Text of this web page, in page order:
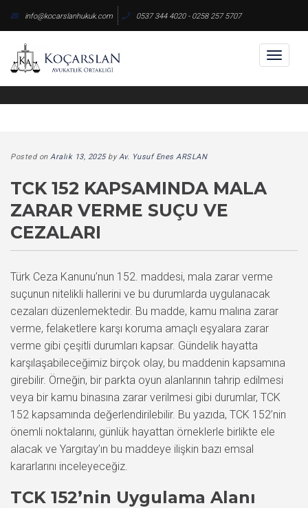
content
info@kocarslanhukuk.com 0537 344 4020 - 0258 257 5707
Posted on Aralık 13, 2025byAv. Yusuf Enes ARSLAN
TCK 152 KAPSAMINDA MALA
ZARAR VERME SUÇU VE
CEZALARI
Türk Ceza Kanunu’nun 152. maddesi, mala zarar verme
suçunun nitelikli hallerini ve bu durumlarda uygulanacak
cezaları düzenlemektedir. Bu madde, kamu malına zarar
verme, felaketlere karşı koruma amaçlı eşyalara zarar
verme gibi çeşitli durumları kapsar. Gündelik hayatta
karşılaşabileceğimiz birçok olay, bu maddenin kapsamına
girebilir. Örneğin, bir parkta oyun alanlarının tahrip edilmesi
veya bir kamu binasına zarar verilmesi gibi durumlar, TCK
152 kapsamında değerlendirilebilir. Bu yazıda, TCK 152’nin
önemli noktalarını, günlük hayattan örneklerle birlikte ele
alacak ve Yargıtay’ın bu maddeye ilişkin bazı emsal
kararlarını inceleyeceğiz.
TCK 152’nin Uygulama Alanı